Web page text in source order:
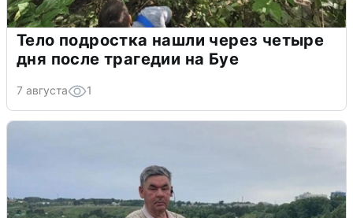
Тело подростка нашли через четыре
дня после трагедии на Буе
7 августа 1